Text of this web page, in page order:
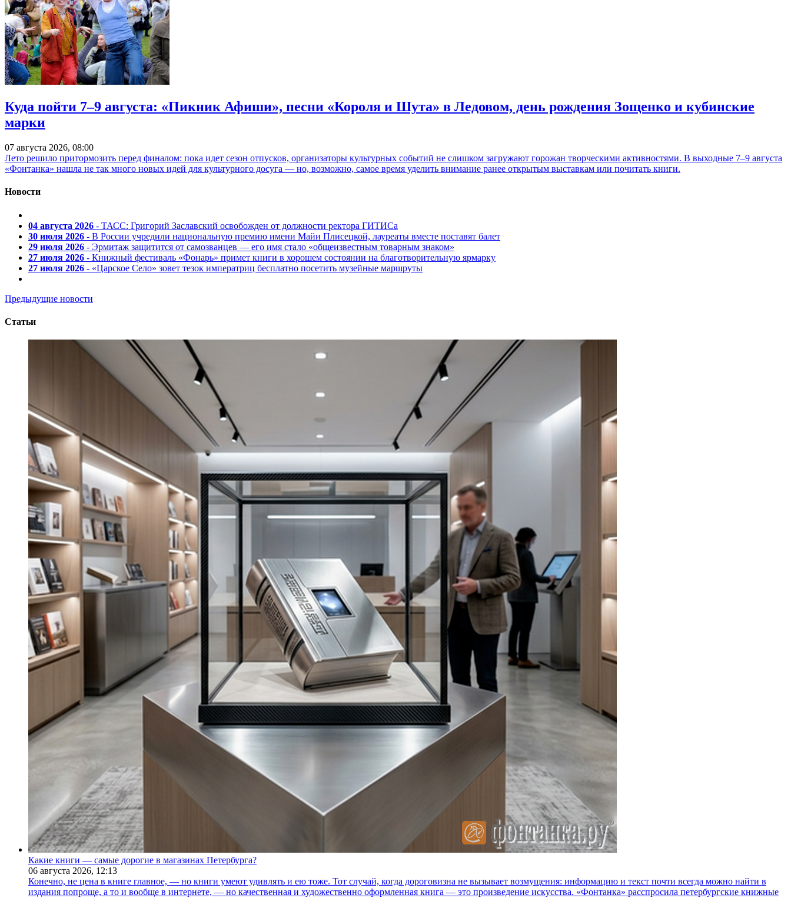
Куда пойти 7–9 августа: «Пикник Афиши», песни «Короля и Шута» в Ледовом, день рождения Зощенко и кубинские
марки
07 августа 2026, 08:00
Лето решило притормозить перед финалом: пока идет сезон отпусков, организаторы культурных событий не слишком загружают горожан творческими активностями. В выходные 7–9 августа
«Фонтанка» нашла не так много новых идей для культурного досуга — но, возможно, самое время уделить внимание ранее открытым выставкам или почитать книги.
Новости
04 августа 2026 - ТАСС: Григорий Заславский освобожден от должности ректора ГИТИСа
30 июля 2026 - В России учредили национальную премию имени Майи Плисецкой, лауреаты вместе поставят балет
29 июля 2026 - Эрмитаж защитится от самозванцев — его имя стало «общеизвестным товарным знаком»
27 июля 2026 - Книжный фестиваль «Фонарь» примет книги в хорошем состоянии на благотворительную ярмарку
27 июля 2026 - «Царское Село» зовет тезок императриц бесплатно посетить музейные маршруты
Предыдущие новости
Статьи
Какие книги — самые дорогие в магазинах Петербурга?
06 августа 2026, 12:13
Конечно, не цена в книге главное, — но книги умеют удивлять и ею тоже. Тот случай, когда дороговизна не вызывает возмущения: информацию и текст почти всегда можно найти в
издания попроще, а то и вообще в интернете, — но качественная и художественно оформленная книга — это произведение искусства. «Фонтанка» расспросила петербургские книжные